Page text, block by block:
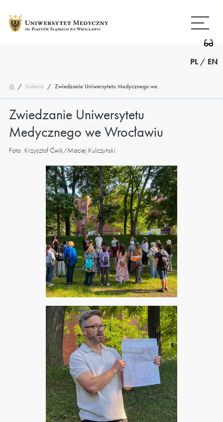
treści
strony
PL / EN
/ Galerie / Zwiedzanie Uniwersytetu Medycznego we…
Zwiedzanie Uniwersytetu
Medycznego we Wrocławiu
Foto: Krzysztof Ćwik/Maciej Kulczyński